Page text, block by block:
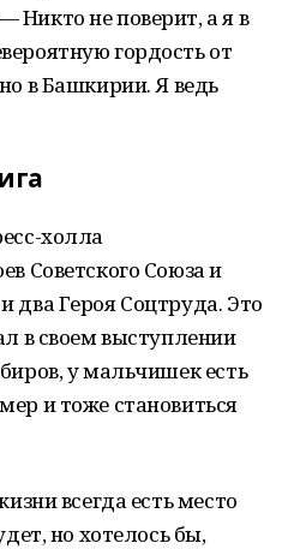
не поверит, а я в
гордость от
в Башкирии. Я ведь
холла
Советского Союза и
два Героя Соцтруда. Это
в своем выступлении
у мальчишек есть
и тоже становиться
всегда есть место
но хотелось бы,